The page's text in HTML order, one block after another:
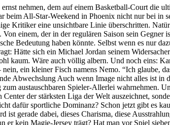
nehmen, dem auf einem Basketball-Court
beim All-Star-Weekend in Phoenix nicht nur bei in
Kritiker eine unsichtbare Linie überschritten.
Von einem, der in der regulären Saison sein
Bedeutung haben könnte. Selbst wenn es nur
Hätte sich ein Michael Jordan seinem
kaum. Wäre auch völlig albern. Und noch eins:
ein kleiner Fisch namens Nemo. “Ich glaube,
Abwechslung Auch wenn Image nicht alles ist
austauschbaren Spieler-Allerlei wahrnehmen.
Center der stärksten Liga der Welt auszeichnet,
dafür sportliche Dominanz? Schon jetzt gibt es
ist gerade dabei, dieses Charisma, diese
er kein Magie-Jersey trägt? Hat man vor Spiel